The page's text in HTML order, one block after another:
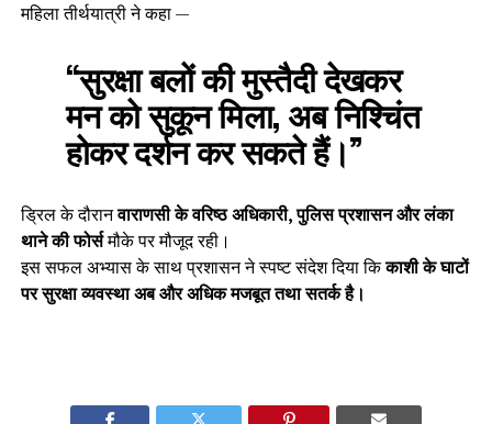
महिला तीर्थयात्री ने कहा —
“सुरक्षा बलों की मुस्तैदी देखकर
मन को सुकून मिला, अब निश्चिंत
होकर दर्शन कर सकते हैं।”
ड्रिल के दौरानवाराणसी के वरिष्ठ अधिकारी, पुलिस प्रशासन और लंका
थाने की फोर्समौके पर मौजूद रही।
इस सफल अभ्यास के साथ प्रशासन ने स्पष्ट संदेश दिया किकाशी के घाटों
पर सुरक्षा व्यवस्था अब और अधिक मजबूत तथा सतर्क है।